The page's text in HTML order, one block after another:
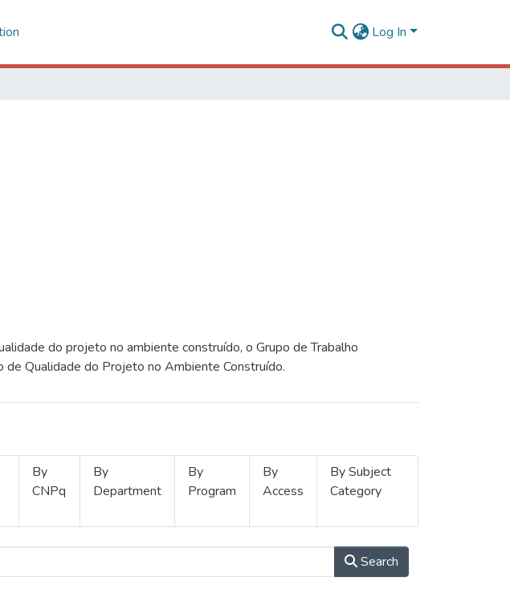
Log In
do projeto no ambiente construído, o Grupo de Trabalho
Qualidade do Projeto no Ambiente Construído.
By
CNPq
By
Department
By
Program
By
Access
By Subject
Category
Search